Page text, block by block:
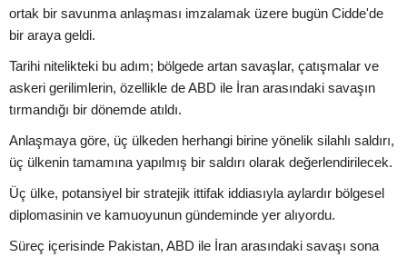
ortak bir savunma anlaşması imzalamak üzere bugün Cidde'de
bir araya geldi.
Tarihi nitelikteki bu adım; bölgede artan savaşlar, çatışmalar ve
askeri gerilimlerin, özellikle de ABD ile İran arasındaki savaşın
tırmandığı bir dönemde atıldı.
Anlaşmaya göre, üç ülkeden herhangi birine yönelik silahlı saldırı,
üç ülkenin tamamına yapılmış bir saldırı olarak değerlendirilecek.
Üç ülke, potansiyel bir stratejik ittifak iddiasıyla aylardır bölgesel
diplomasinin ve kamuoyunun gündeminde yer alıyordu.
Süreç içerisinde Pakistan, ABD ile İran arasındaki savaşı sona